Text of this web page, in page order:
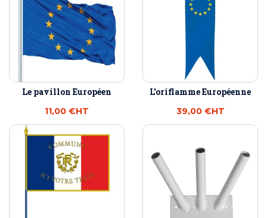
Le pavillon Européen
11,00 €HT
L'oriflamme Européenne
39,00 €HT